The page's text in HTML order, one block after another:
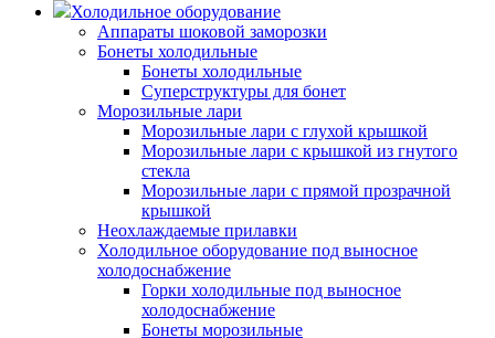
Холодильное оборудование
Аппараты шоковой заморозки
Бонеты холодильные
Бонеты холодильные
Суперструктуры для бонет
Морозильные лари
Морозильные лари с глухой крышкой
Морозильные лари с крышкой из гнутого
стекла
Морозильные лари с прямой прозрачной
крышкой
Неохлаждаемые прилавки
Холодильное оборудование под выносное
холодоснабжение
Горки холодильные под выносное
холодоснабжение
Бонеты морозильные